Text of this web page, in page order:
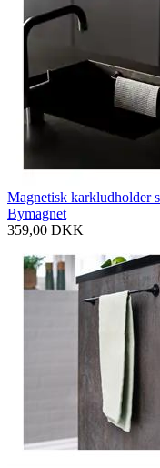
Magnetisk karkludholder
Bymagnet
359,00 DKK